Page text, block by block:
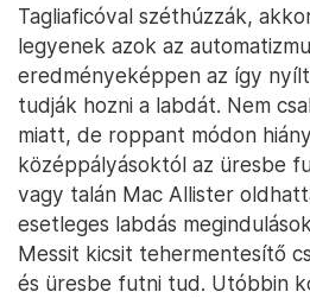
Tagliaficóval széthúzzák,
legyenek azok az
eredményeképpen az így
tudják hozni a labdát. Nem
miatt, de roppant módon
középpályásoktól az üresbe
vagy talán Mac Allister
esetleges labdás
Messit kicsit tehermentesítő
és üresbe futni tud. Utóbbin